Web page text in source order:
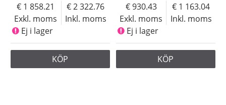
Exkl. moms
1 858.21
Inkl. moms
2 322.76
Ej i lager
KÖP
Exkl. moms
930.43
Inkl. moms
1 163.04
Ej i lager
KÖP